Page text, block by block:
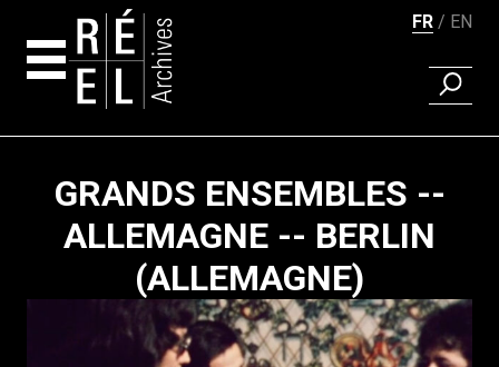
FR EN
GRANDS ENSEMBLES --
ALLEMAGNE -- BERLIN
(ALLEMAGNE)
Pagination